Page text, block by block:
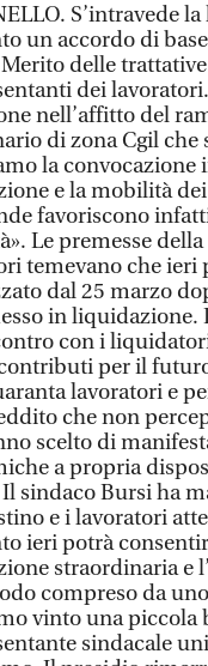
S’intravede
un accordo di
delle
dei
nell’affitto del
di zona Cgil che
la convocazione
e la mobilità
favoriscono
Le premesse
temevano che ieri
dal 25 marzo
in liquidazione.
con i
per il
lavoratori e
che non
scelto di
a propria
sindaco Bursi ha
e i lavoratori
ieri potrà
straordinaria e
compreso da
vinto una piccola
sindacale